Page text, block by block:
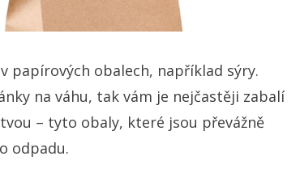
papírových obalech, například sýry.
na váhu, tak vám je nejčastěji zabalí
– tyto obaly, které jsou převážně
odpadu.